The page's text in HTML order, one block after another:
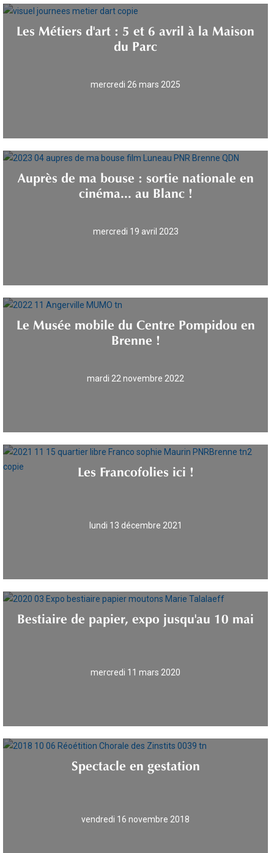
Les Métiers d'art : 5 et 6 avril à la Maison
du Parc
mercredi 26 mars 2025
Auprès de ma bouse : sortie nationale en
cinéma... au Blanc !
mercredi 19 avril 2023
Le Musée mobile du Centre Pompidou en
Brenne !
mardi 22 novembre 2022
Les Francofolies ici !
lundi 13 décembre 2021
Bestiaire de papier, expo jusqu'au 10 mai
mercredi 11 mars 2020
Spectacle en gestation
vendredi 16 novembre 2018